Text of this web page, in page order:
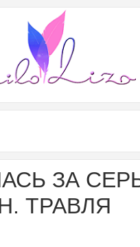
ЗА
ТРАВЛЯ